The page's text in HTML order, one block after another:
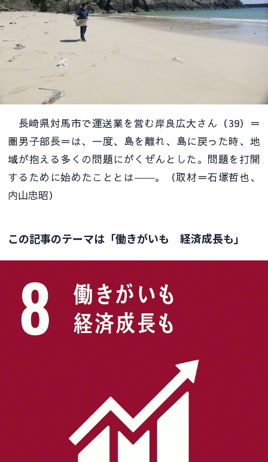
長崎県対馬市で運送業を営む岸良広大さん（39）＝
圏男子部長＝は、一度、島を離れ、島に戻った時、地
域が抱える多くの問題にがくぜんとした。問題を打開
するために始めたこととは――。（取材＝石塚哲也、
内山忠昭）
この記事のテーマは「働きがいも 経済成長も」